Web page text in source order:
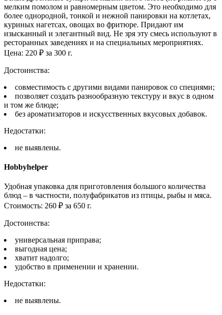
мелким помолом и равномерным цветом. Это необходимо для
более однородной, тонкой и нежной панировки на котлетах,
куриных нагетсах, овощах во фритюре. Придают им
изысканный и элегантный вид. Не зря эту смесь используют в
ресторанных заведениях и на специальных мероприятиях.
Цена: 220 ₽ за 300 г.
Достоинства:
совместимость с другими видами панировок со специями;
позволяет создать разнообразную текстуру и вкус в одном
и том же блюде;
без ароматизаторов и искусственных вкусовых добавок.
Недостатки:
не выявлены.
Hobbyhelper
Удобная упаковка для приготовления большого количества
блюд – в частности, полуфабрикатов из птицы, рыбы и мяса.
Стоимость: 260 ₽ за 650 г.
Достоинства:
универсальная приправа;
выгодная цена;
хватит надолго;
удобство в применении и хранении.
Недостатки:
не выявлены.